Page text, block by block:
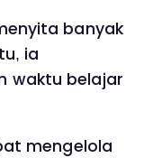
banyak
ia
waktu belajar
mengelola